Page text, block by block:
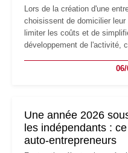
Lors de la création d'une
choisissent de domicilier
limiter les coûts et de
développement de l'activité,
professionnels, recrutement,
Une année 2026
les indépendants :
auto-entrepreneurs